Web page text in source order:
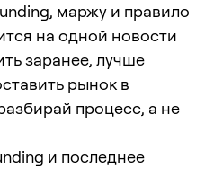
маржу и правило
на одной новости
заранее, лучше
рынок в
процесс, а не
и последнее